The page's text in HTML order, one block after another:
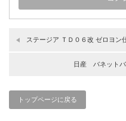
ステージア ＴＤ０６改 ゼロヨン
日産 バネットバ
トップページに戻る